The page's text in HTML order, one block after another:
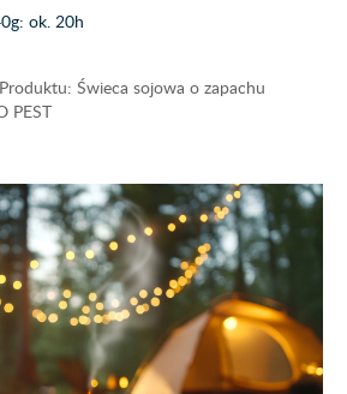
ok. 20h
Świeca sojowa o zapachu
PEST